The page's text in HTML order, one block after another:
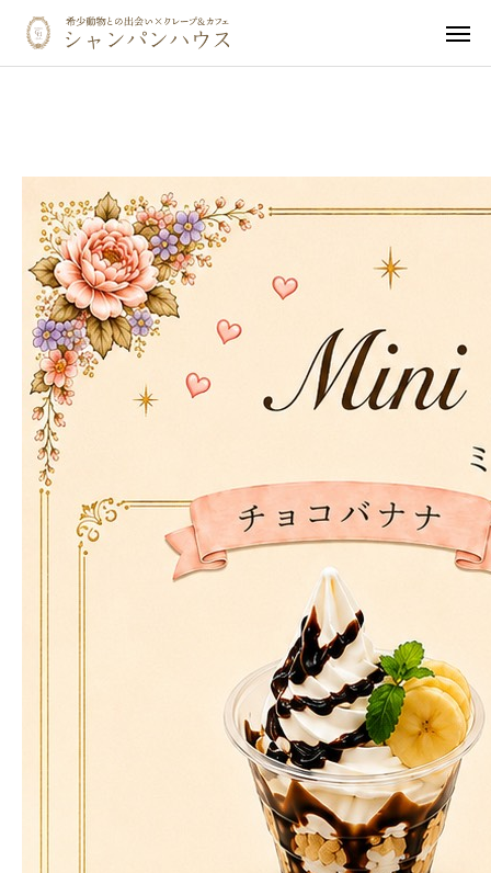
触れ合い体験予約
ご予約確認・キャンセル
カフェメニュー
ペット同伴の方へ
イベント・オフ会
動物ギャラリー
メディア掲載